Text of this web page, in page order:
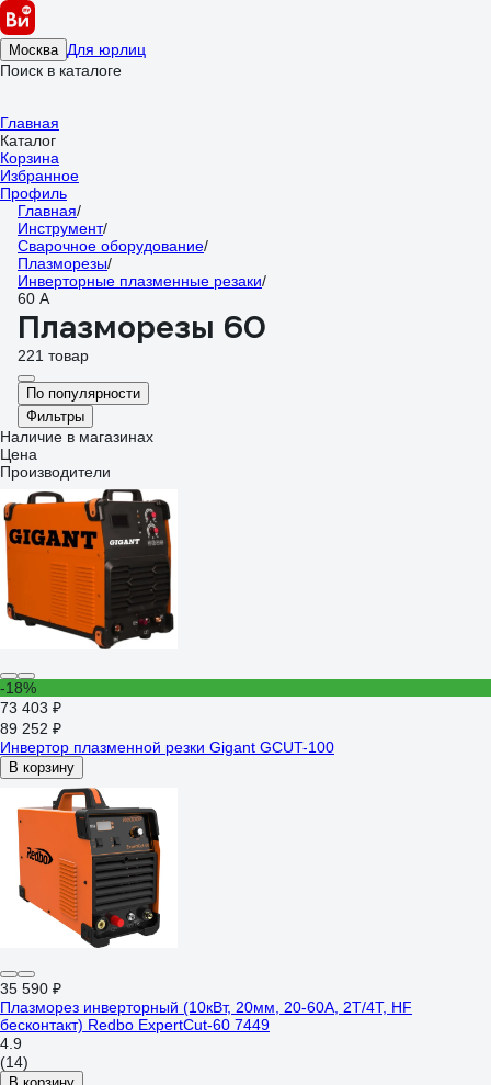
Москва Для юрлиц
Поиск в каталоге
Главная
Каталог
Корзина
Избранное
Профиль
Главная/
Инструмент/
Сварочное оборудование/
Плазморезы/
Инверторные плазменные резаки/
60 А
Плазморезы 60
221 товар
По популярности
Фильтры
Наличие в магазинах
Цена
Производители
-18%
73 403 ₽
89 252 ₽
Инвертор плазменной резки Gigant GCUT-100
В корзину
35 590 ₽
Плазморез инверторный (10кВт, 20мм, 20-60А, 2Т/4Т, HF
бесконтакт) Redbo ExpertCut-60 7449
4.9
(14)